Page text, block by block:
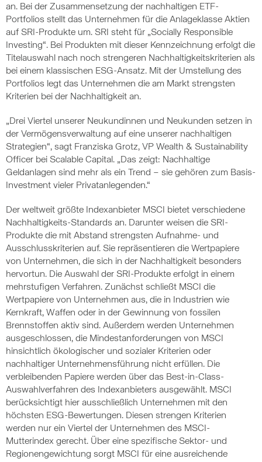
an. Bei der Zusammensetzung der nachhaltigen ETF-
Portfolios stellt das Unternehmen für die Anlageklasse Aktien
auf SRI-Produkte um. SRI steht für „Socially Responsible
Investing“. Bei Produkten mit dieser Kennzeichnung erfolgt die
Titelauswahl nach noch strengeren Nachhaltigkeitskriterien als
bei einem klassischen ESG-Ansatz. Mit der Umstellung des
Portfolios legt das Unternehmen die am Markt strengsten
Kriterien bei der Nachhaltigkeit an.
„Drei Viertel unserer Neukundinnen und Neukunden setzen in
der Vermögensverwaltung auf eine unserer nachhaltigen
Strategien“, sagt Franziska Grotz, VP Wealth & Sustainability
Officer bei Scalable Capital. „Das zeigt: Nachhaltige
Geldanlagen sind mehr als ein Trend – sie gehören zum Basis-
Investment vieler Privatanlegenden.“
Der weltweit größte Indexanbieter MSCI bietet verschiedene
Nachhaltigkeits-Standards an. Darunter weisen die SRI-
Produkte die mit Abstand strengsten Aufnahme- und
Ausschlusskriterien auf. Sie repräsentieren die Wertpapiere
von Unternehmen, die sich in der Nachhaltigkeit besonders
hervortun. Die Auswahl der SRI-Produkte erfolgt in einem
mehrstufigen Verfahren. Zunächst schließt MSCI die
Wertpapiere von Unternehmen aus, die in Industrien wie
Kernkraft, Waffen oder in der Gewinnung von fossilen
Brennstoffen aktiv sind. Außerdem werden Unternehmen
ausgeschlossen, die Mindestanforderungen von MSCI
hinsichtlich ökologischer und sozialer Kriterien oder
nachhaltiger Unternehmensführung nicht erfüllen. Die
verbleibenden Papiere werden über das Best-in-Class-
Auswahlverfahren des Indexanbieters ausgewählt. MSCI
berücksichtigt hier ausschließlich Unternehmen mit den
höchsten ESG-Bewertungen. Diesen strengen Kriterien
werden nur ein Viertel der Unternehmen des MSCI-
Mutterindex gerecht. Über eine spezifische Sektor- und
Regionengewichtung sorgt MSCI für eine ausreichende